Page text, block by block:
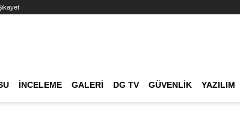
İNCELEME GALERI DG TV GÜVENLIK YAZILIM